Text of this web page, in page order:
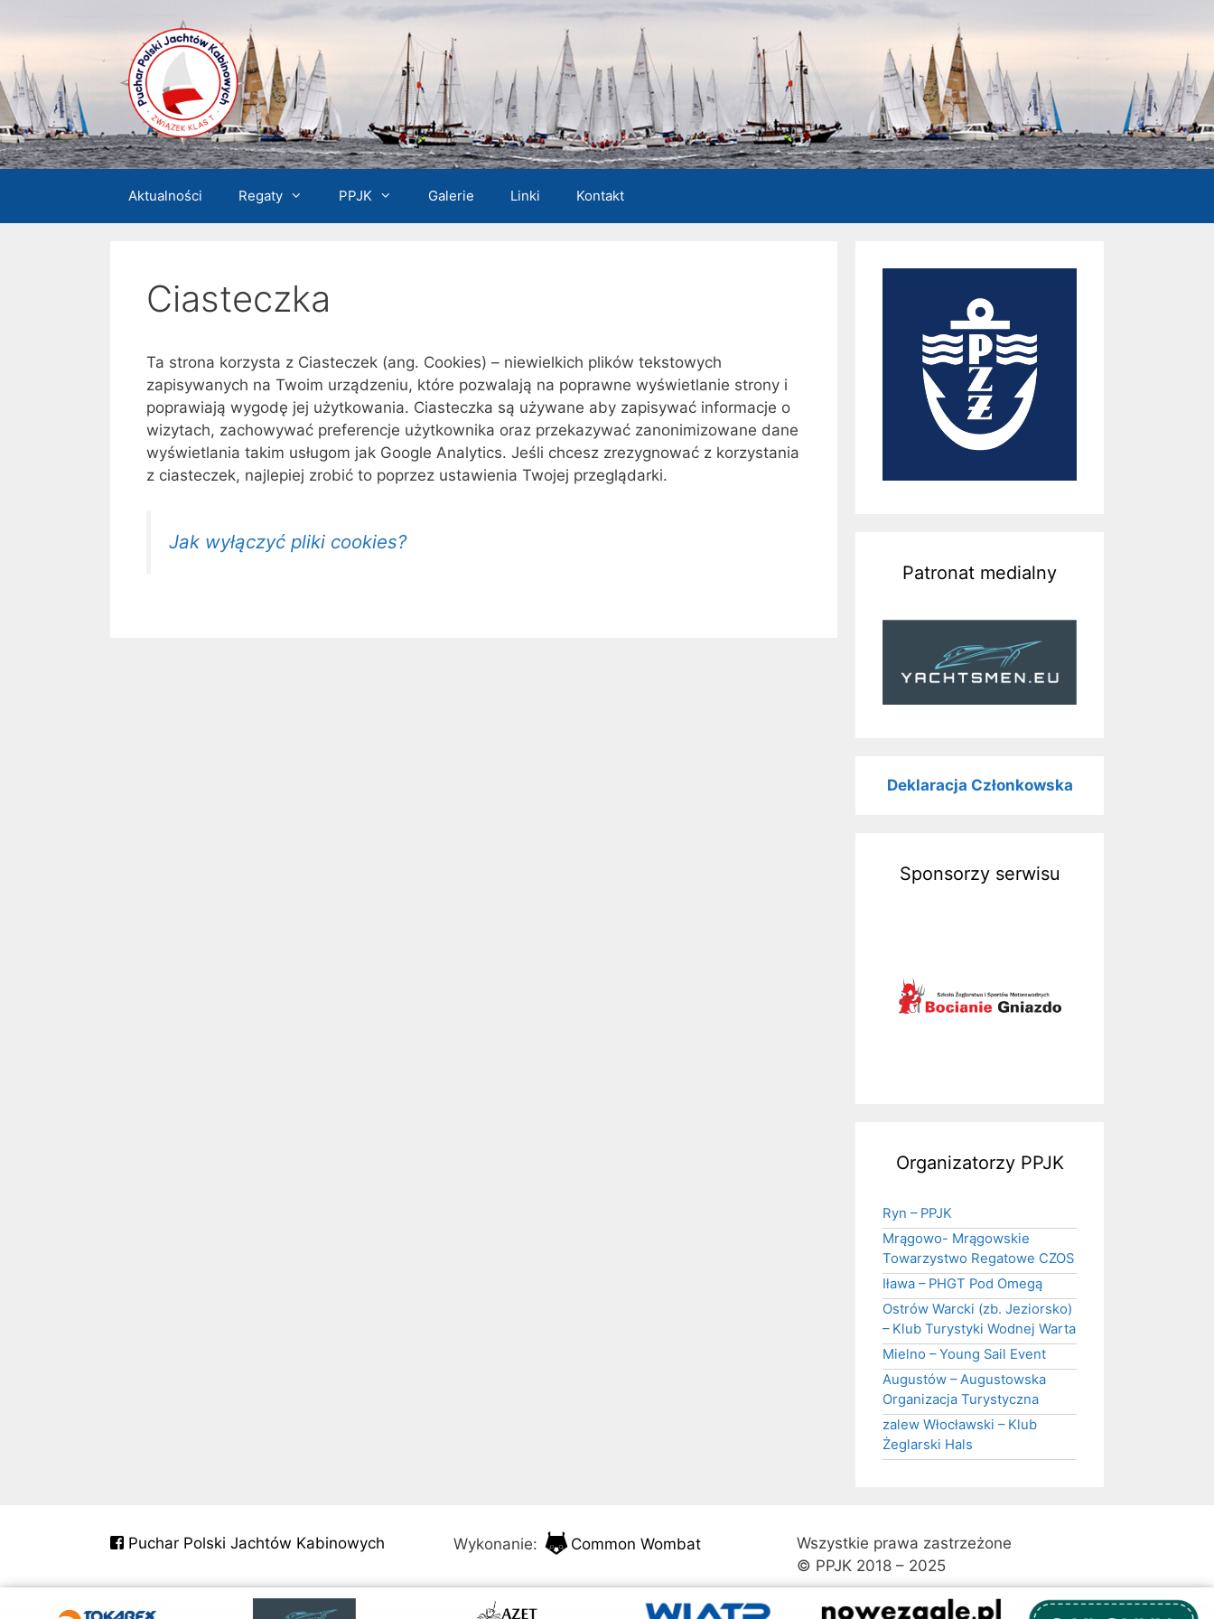
treści
Aktualności Regaty PPJK Galerie Linki Kontakt
Ciasteczka
Ta strona korzysta z Ciasteczek (ang. Cookies) – niewielkich plików tekstowych
zapisywanych na Twoim urządzeniu, które pozwalają na poprawne wyświetlanie strony i
poprawiają wygodę jej użytkowania. Ciasteczka są używane aby zapisywać informacje o
wizytach, zachowywać preferencje użytkownika oraz przekazywać zanonimizowane dane
wyświetlania takim usługom jak Google Analytics. Jeśli chcesz zrezygnować z korzystania
z ciasteczek, najlepiej zrobić to poprzez ustawienia Twojej przeglądarki.
Jak wyłączyć pliki cookies?
Patronat medialny
Deklaracja Członkowska
Sponsorzy serwisu
Organizatorzy PPJK
Ryn – PPJK
Mrągowo- Mrągowskie
Towarzystwo Regatowe CZOS
Iława – PHGT Pod Omegą
Ostrów Warcki (zb. Jeziorsko)
– Klub Turystyki Wodnej Warta
Mielno – Young Sail Event
Augustów – Augustowska
Organizacja Turystyczna
zalew Włocławski – Klub
Żeglarski Hals
Puchar Polski Jachtów Kabinowych Wykonanie: Common Wombat
Wszystkie prawa zastrzeżone
© PPJK 2018 – 2025